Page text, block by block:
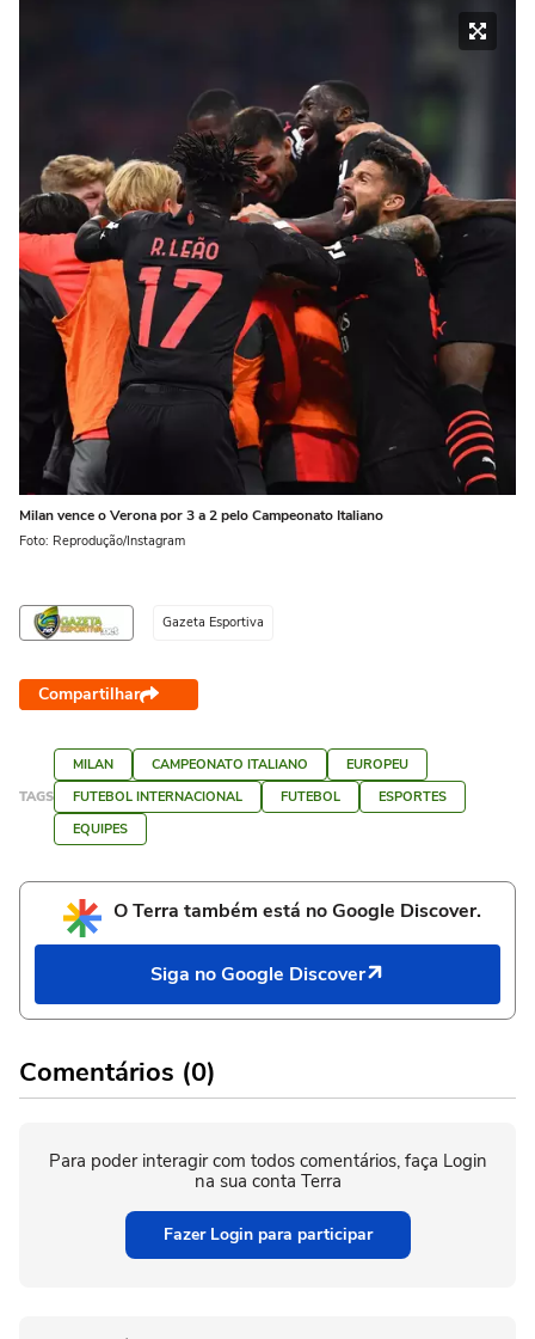
Milan vence o Verona por 3 a 2 pelo Campeonato Italiano
Foto: Reprodução/Instagram
Gazeta Esportiva
Compartilhar
TAGS
MILAN CAMPEONATO ITALIANO
EUROPEU
FUTEBOL INTERNACIONAL
FUTEBOL
ESPORTES
EQUIPES
O Terra também está no Google Discover.
Siga no Google Discover
Comentários (0)
Para poder interagir com todos comentários, faça Login
na sua conta Terra
Fazer Login para participar